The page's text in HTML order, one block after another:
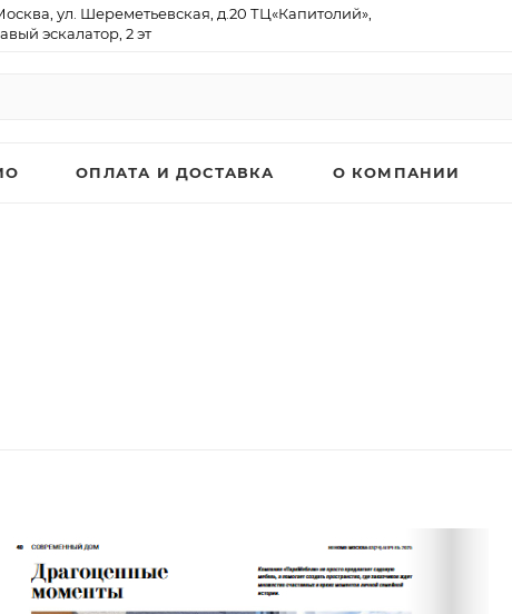
ул. Шереметьевская, д.20 ТЦ«Капитолий»,
эскалатор, 2 эт
40702810410000761715
ОПЛАТА И ДОСТАВКА О КОМПАНИИ